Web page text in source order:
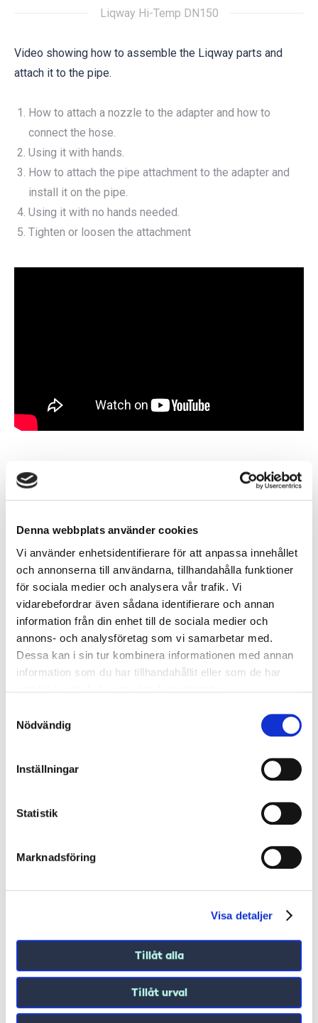
Denna webbplats använder cookies
Vi använder enhetsidentifierare för att anpassa innehållet
och annonserna till användarna, tillhandahålla funktioner
för sociala medier och analysera vår trafik. Vi
vidarebefordrar även sådana identifierare och annan
information från din enhet till de sociala medier och
annons- och analysföretag som vi samarbetar med.
Dessa kan i sin tur kombinera informationen med annan
information som du har tillhandahållit eller som de har
Nödvändig
Inställningar
Statistik
Marknadsföring
Visa detaljer
Tillåt alla
Tillåt urval
Liqway Hi-Temp DN150
Video showing how to assemble the Liqway parts and
attach it to the pipe.
How to attach a nozzle to the adapter and how to
connect the hose.
Using it with hands.
How to attach the pipe attachment to the adapter and
install it on the pipe.
Using it with no hands needed.
Tighten or loosen the attachment